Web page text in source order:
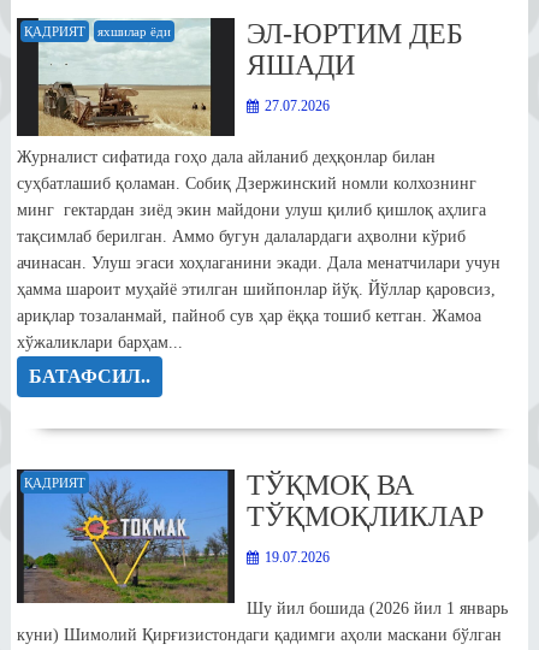
ҚАДРИЯТ яхшилар ёди
ЭЛ-ЮРТИМ ДЕБ
ЯШАДИ
27.07.2026
Журналист сифатида гоҳо дала айланиб деҳқонлар билан
суҳбатлашиб қоламан. Собиқ Дзержинский номли колхознинг
минг гектардан зиёд экин майдони улуш қилиб қишлоқ аҳлига
тақсимлаб берилган. Аммо бугун далалардаги аҳволни кўриб
ачинасан. Улуш эгаси хоҳлаганини экади. Дала менатчилари учун
ҳамма шароит муҳайё этилган шийпонлар йўқ. Йўллар қаровсиз,
ариқлар тозаланмай, пайноб сув ҳар ёққа тошиб кетган. Жамоа
хўжаликлари барҳам...
БАТАФСИЛ..
ҚАДРИЯТ
ТЎҚМОҚ ВА
ТЎҚМОҚЛИКЛАР
19.07.2026
Шу йил бошида (2026 йил 1 январь
куни) Шимолий Қирғизистондаги қадимги аҳоли маскани бўлган